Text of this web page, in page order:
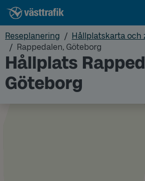
Reseplanering
Hållplatskarta och
Rappedalen, Göteborg
Hållplats
Göteborg